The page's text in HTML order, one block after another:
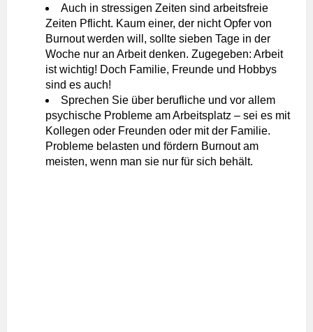
Auch in stressigen Zeiten sind arbeitsfreie
Zeiten Pflicht. Kaum einer, der nicht Opfer von
Burnout werden will, sollte sieben Tage in der
Woche nur an Arbeit denken. Zugegeben: Arbeit
ist wichtig! Doch Familie, Freunde und Hobbys
sind es auch!
Sprechen Sie über berufliche und vor allem
psychische Probleme am Arbeitsplatz – sei es mit
Kollegen oder Freunden oder mit der Familie.
Probleme belasten und fördern Burnout am
meisten, wenn man sie nur für sich behält.